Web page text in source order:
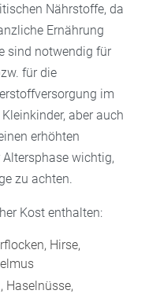
Nährstoffe, da
Ernährung
sind notwendig für
für die
im
aber auch
erhöhten
wichtig,
zu achten.
Kost enthalten:
Hirse,
Haselnüsse,